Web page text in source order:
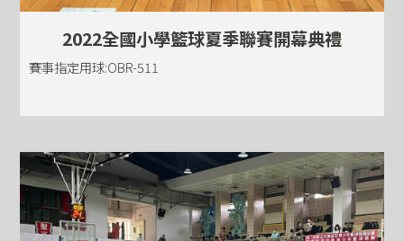
2022全國小學籃球夏季聯賽開幕典禮
賽事指定用球:OBR-511